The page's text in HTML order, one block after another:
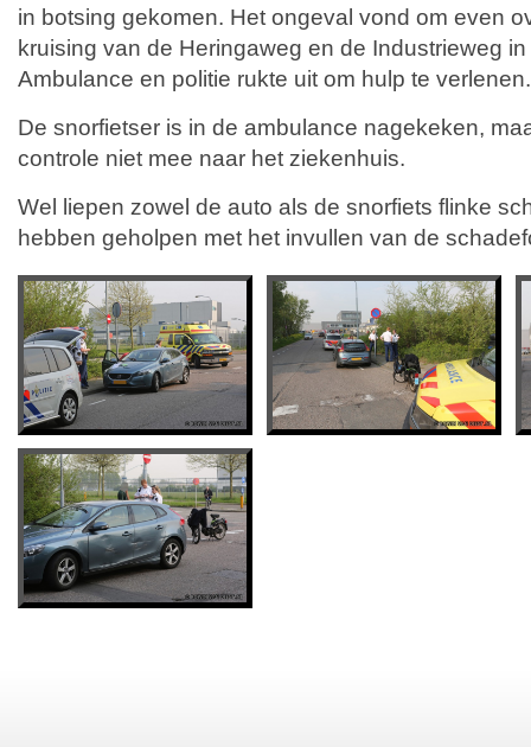
in botsing gekomen. Het ongeval vond om even
kruising van de Heringaweg en de Industrieweg
Ambulance en politie rukte uit om hulp te verlenen.
De snorfietser is in de ambulance nagekeken,
controle niet mee naar het ziekenhuis.
Wel liepen zowel de auto als de snorfiets flinke
hebben geholpen met het invullen van de